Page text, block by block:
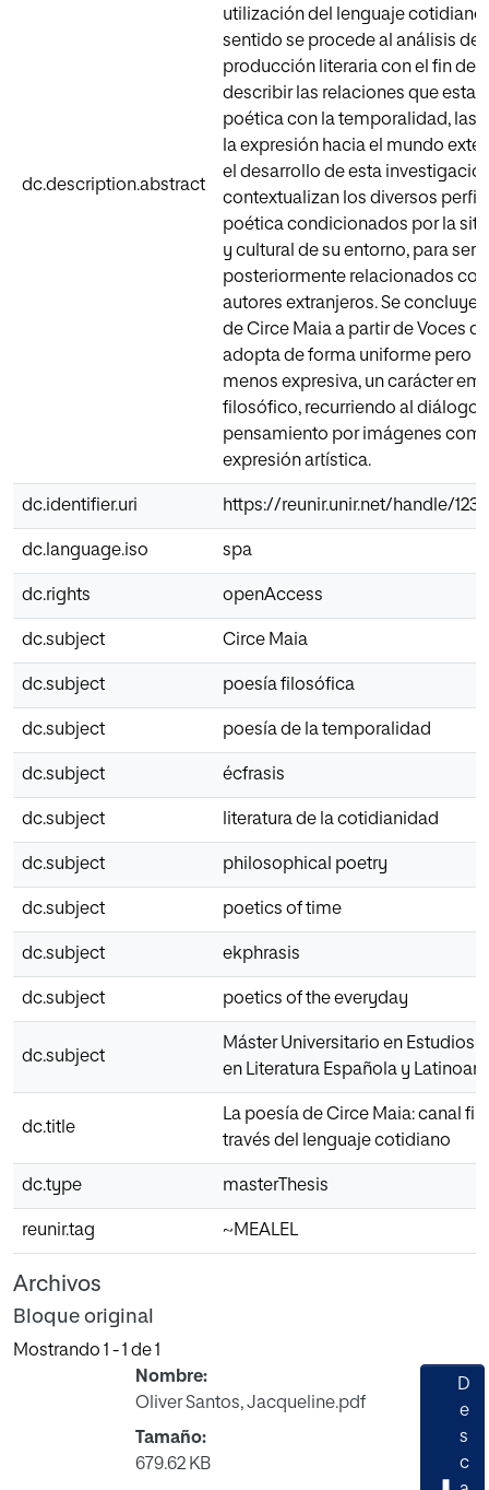
dc.description.abstract
utilización del lenguaje cotidiano.
sentido se procede al análisis de
producción literaria con el fin de
describir las relaciones que
poética con la temporalidad, las
la expresión hacia el mundo
el desarrollo de esta
contextualizan los diversos
poética condicionados por la
y cultural de su entorno, para ser
posteriormente relacionados
autores extranjeros. Se concluye
de Circe Maia a partir de Voces
adopta de forma uniforme pero
menos expresiva, un carácter
filosófico, recurriendo al diálogo
pensamiento por imágenes
expresión artística.
dc.identifier.uri https://reunir.unir.net/handle/
dc.language.iso spa
dc.rights openAccess
dc.subject Circe Maia
dc.subject poesía filosófica
dc.subject poesía de la temporalidad
dc.subject écfrasis
dc.subject literatura de la cotidianidad
dc.subject philosophical poetry
dc.subject poetics of time
dc.subject ekphrasis
dc.subject poetics of the everyday
dc.subject
Máster Universitario en Estudios
en Literatura Española y
dc.title
La poesía de Circe Maia: canal
través del lenguaje cotidiano
dc.type masterThesis
reunir.tag ~MEALEL
Archivos
Bloque original
Mostrando 1 - 1 de 1
Nombre:
Oliver Santos, Jacqueline.pdf
Tamaño:
679.62 KB
D
e
s
c